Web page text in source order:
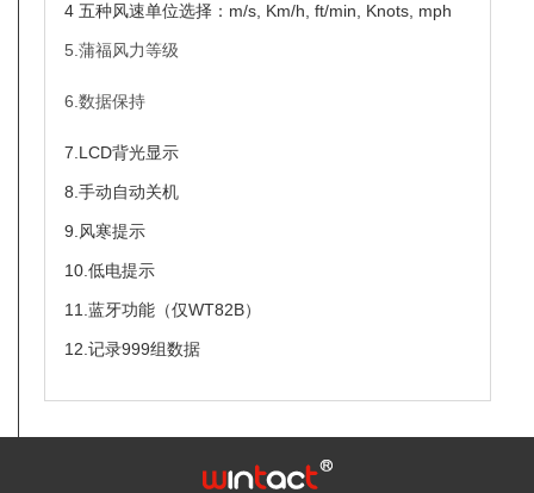
4 五种风速单位选择：m/s, Km/h, ft/min, Knots, mph
5.蒲福风力等级
6.数据保持
7.LCD背光显示
8.手动自动关机
9.风寒提示
10.低电提示
11.蓝牙功能（仅WT82B）
12.记录999组数据